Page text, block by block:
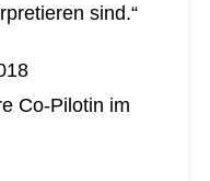
sind.“
Co-Pilotin im